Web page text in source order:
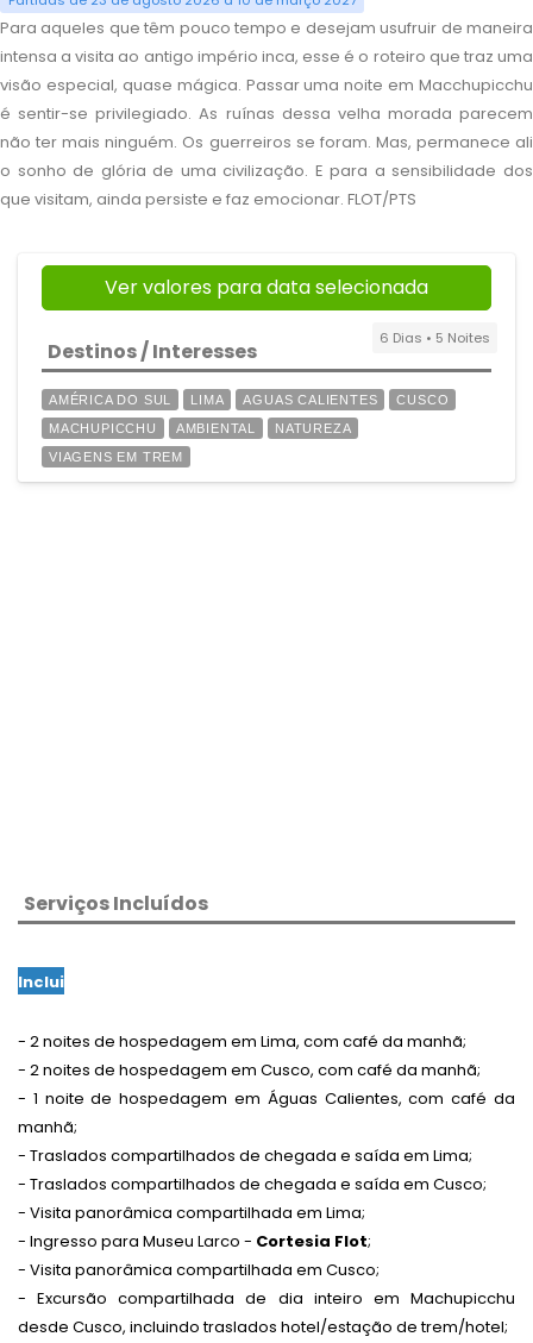
Para aqueles que têm pouco tempo e desejam usufruir de maneira
intensa a visita ao antigo império inca, esse é o roteiro que traz uma
visão especial, quase mágica. Passar uma noite em Macchupicchu
é sentir-se privilegiado. As ruínas dessa velha morada parecem
não ter mais ninguém. Os guerreiros se foram. Mas, permanece ali
o sonho de glória de uma civilização. E para a sensibilidade dos
que visitam, ainda persiste e faz emocionar. FLOT/PTS
Ver valores para data selecionada
6 Dias • 5 Noites
Destinos / Interesses
AMÉRICA DO SUL LIMA AGUAS CALIENTES
CUSCO
MACHUPICCHU
AMBIENTAL
NATUREZA
VIAGENS EM TREM
Serviços Incluídos
Inclui
- 2 noites de hospedagem em Lima, com café da manhã;
- 2 noites de hospedagem em Cusco, com café da manhã;
- 1 noite de hospedagem em Águas Calientes, com café da
manhã;
- Traslados compartilhados de chegada e saída em Lima;
- Traslados compartilhados de chegada e saída em Cusco;
- Visita panorâmica compartilhada em Lima;
- Ingresso para Museu Larco - Cortesia Flot;
- Visita panorâmica compartilhada em Cusco;
- Excursão compartilhada de dia inteiro em Machupicchu
desde Cusco, incluindo traslados hotel/estação de trem/hotel;